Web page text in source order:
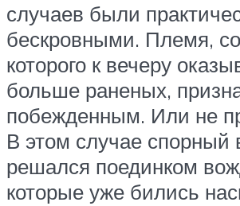
случаев были
бескровными. Племя,
которого к вечеру
больше раненых,
побежденным. Или не
В этом случае спорный
решался поединком
которые уже бились